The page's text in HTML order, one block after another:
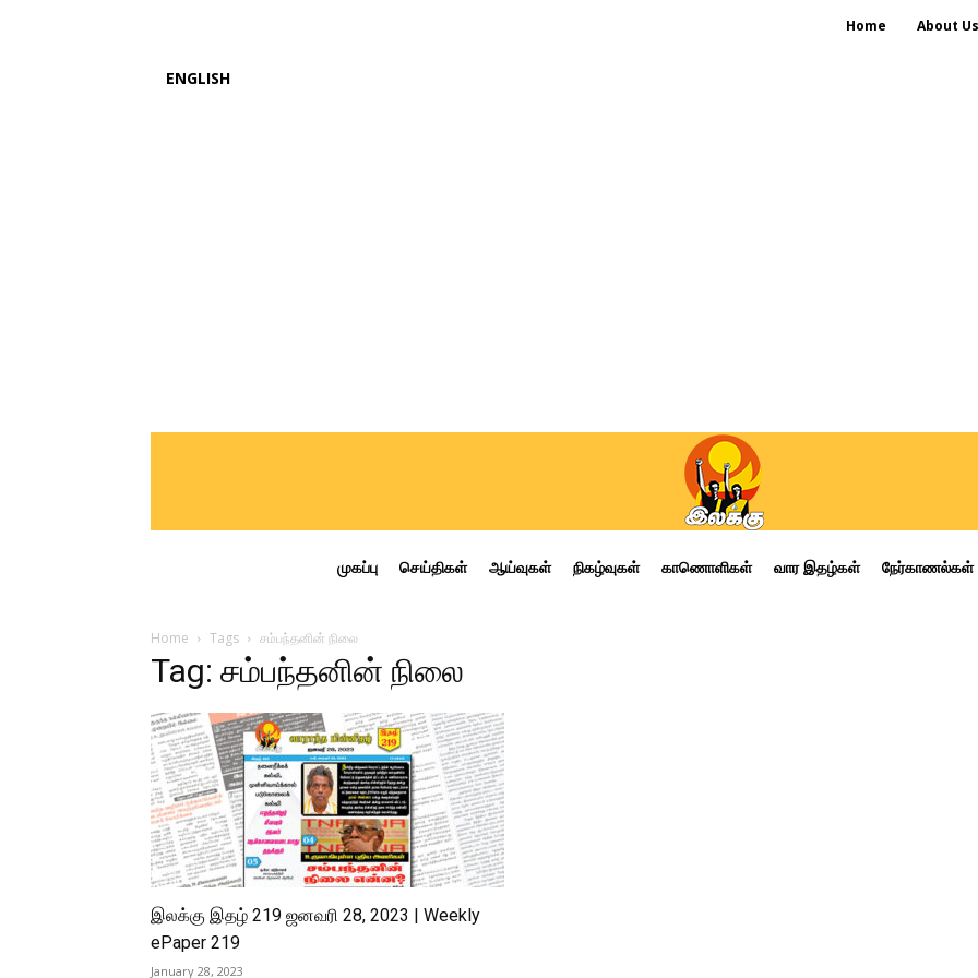
Home About Us
ENGLISH
முகப்பு செய்திகள் ஆய்வுகள் நிகழ்வுகள் காணொளிகள் வார இதழ்கள் நேர்காணல்கள்
Home Tags சம்பந்தனின் நிலை
Tag: சம்பந்தனின் நிலை
இலக்கு இதழ் 219 ஜனவரி 28, 2023 | Weekly
ePaper 219
January 28, 2023